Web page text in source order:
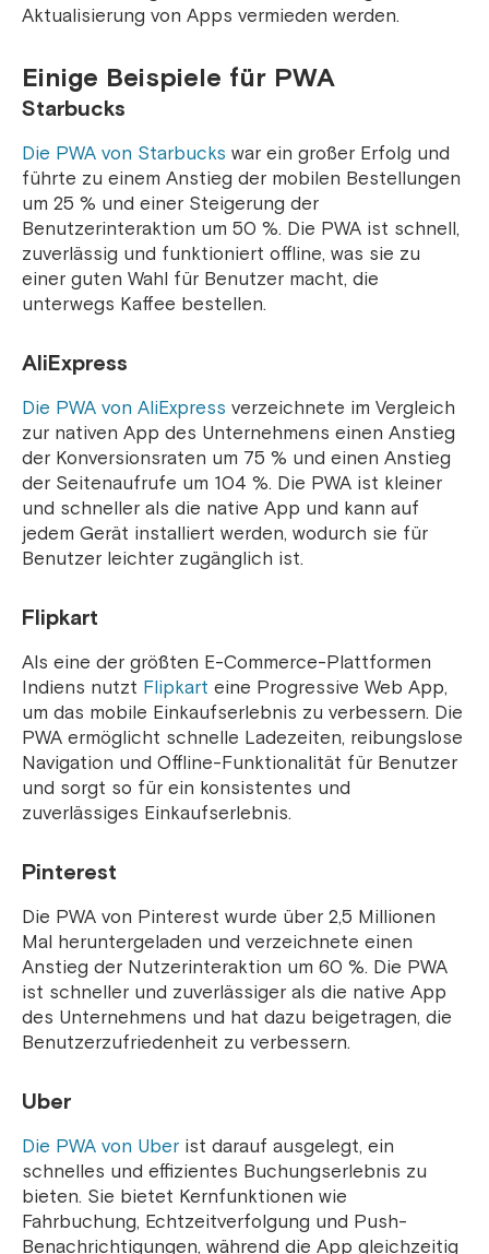
Aktualisierung von Apps vermieden werden.
Einige Beispiele für PWA
Starbucks
Die PWA von Starbucks war ein großer Erfolg und
führte zu einem Anstieg der mobilen Bestellungen
um 25 % und einer Steigerung der
Benutzerinteraktion um 50 %. Die PWA ist schnell,
zuverlässig und funktioniert offline, was sie zu
einer guten Wahl für Benutzer macht, die
unterwegs Kaffee bestellen.
AliExpress
Die PWA von AliExpress verzeichnete im Vergleich
zur nativen App des Unternehmens einen Anstieg
der Konversionsraten um 75 % und einen Anstieg
der Seitenaufrufe um 104 %. Die PWA ist kleiner
und schneller als die native App und kann auf
jedem Gerät installiert werden, wodurch sie für
Benutzer leichter zugänglich ist.
Flipkart
Als eine der größten E-Commerce-Plattformen
Indiens nutzt Flipkart eine Progressive Web App,
um das mobile Einkaufserlebnis zu verbessern. Die
PWA ermöglicht schnelle Ladezeiten, reibungslose
Navigation und Offline-Funktionalität für Benutzer
und sorgt so für ein konsistentes und
zuverlässiges Einkaufserlebnis.
Pinterest
Die PWA von Pinterest wurde über 2,5 Millionen
Mal heruntergeladen und verzeichnete einen
Anstieg der Nutzerinteraktion um 60 %. Die PWA
ist schneller und zuverlässiger als die native App
des Unternehmens und hat dazu beigetragen, die
Benutzerzufriedenheit zu verbessern.
Uber
Die PWA von Uber ist darauf ausgelegt, ein
schnelles und effizientes Buchungserlebnis zu
bieten. Sie bietet Kernfunktionen wie
Fahrbuchung, Echtzeitverfolgung und Push-
Benachrichtigungen, während die App gleichzeitig